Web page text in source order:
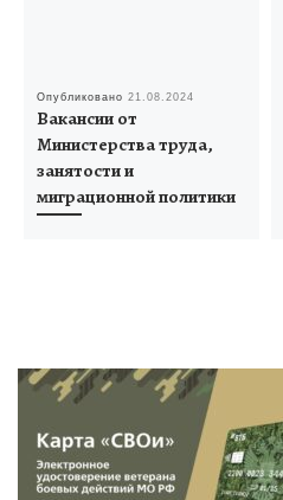
Опубликовано 21.08.2024
Вакансии от
Министерства труда,
занятости и
миграционной политики